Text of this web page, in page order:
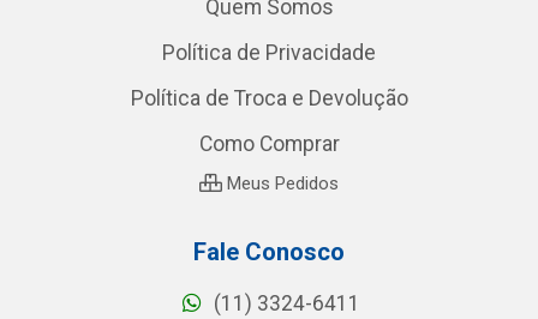
Quem Somos
Política de Privacidade
Política de Troca e Devolução
Como Comprar
Meus Pedidos
Fale Conosco
(11) 3324-6411